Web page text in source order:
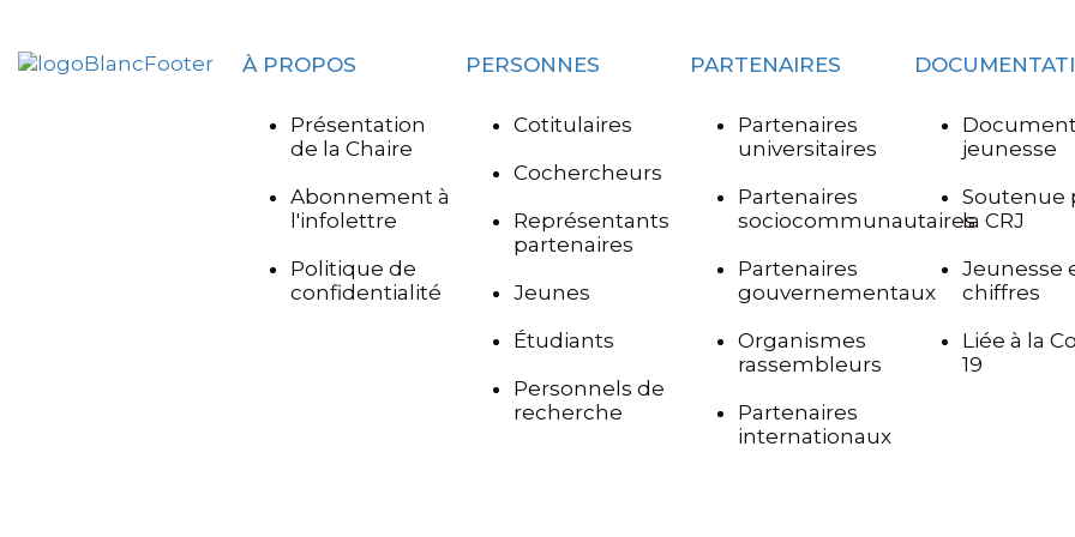
À PROPOS
Présentation
de la Chaire
Abonnement à
l'infolettre
Politique de
confidentialité
PERSONNES
Cotitulaires
Cochercheurs
Représentants
partenaires
Jeunes
Étudiants
Personnels de
recherche
PARTENAIRES
Partenaires
universitaires
Partenaires
sociocommunautaires
Partenaires
gouvernementaux
Organismes
rassembleurs
Partenaires
internationaux
jeunesse
Soutenue
la CRJ
Jeunesse
chiffres
Liée à la
19